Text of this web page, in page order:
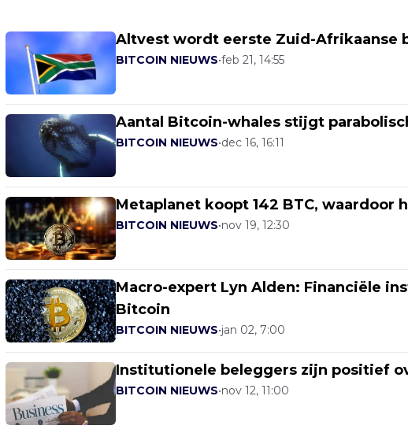
Altvest wordt eerste Zuid-Afrikaanse
BITCOIN NIEUWS•feb 21, 14:55
Aantal Bitcoin-whales stijgt
BITCOIN NIEUWS•dec 16, 16:11
Metaplanet koopt 142 BTC, waardoor
BITCOIN NIEUWS•nov 19, 12:30
Macro-expert Lyn Alden: Financiële
Bitcoin
BITCOIN NIEUWS•jan 02, 7:00
Institutionele beleggers zijn positief
BITCOIN NIEUWS•nov 12, 11:00